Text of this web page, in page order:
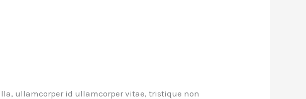
ullamcorper id ullamcorper vitae, tristique non